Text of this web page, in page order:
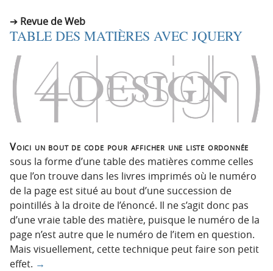
Revue de Web
TABLE DES MATIÈRES AVEC JQUERY
Voici un bout de code pour afficher une liste ordonnée
sous la forme d’une table des matières comme celles
que l’on trouve dans les livres imprimés où le numéro
de la page est situé au bout d’une succession de
pointillés à la droite de l’énoncé. Il ne s’agit donc pas
d’une vraie table des matière, puisque le numéro de la
page n’est autre que le numéro de l’item en question.
Mais visuellement, cette technique peut faire son petit
effet. →